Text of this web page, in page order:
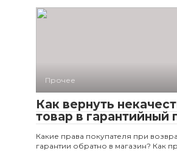
Прочее
Как вернуть
товар в гарантийный
Какие права покупателя при
гарантии обратно в магазин? Как